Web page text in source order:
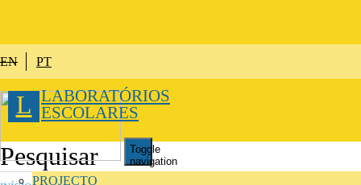
EN PT
L LABORATÓRIOS
ESCOLARES
Toggle
navigation
PROJECTO